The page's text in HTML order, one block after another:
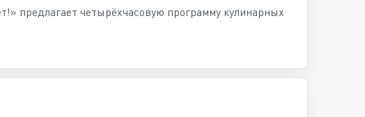
предлагает четырёхчасовую программу кулинарных